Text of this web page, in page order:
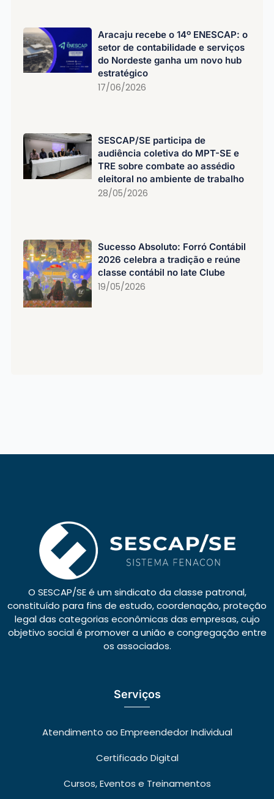
Aracaju recebe o 14º ENESCAP: o
setor de contabilidade e serviços
do Nordeste ganha um novo hub
estratégico
17/06/2026
SESCAP/SE participa de
audiência coletiva do MPT-SE e
TRE sobre combate ao assédio
eleitoral no ambiente de trabalho
28/05/2026
Sucesso Absoluto: Forró Contábil
2026 celebra a tradição e reúne
classe contábil no Iate Clube
19/05/2026
O SESCAP/SE é um sindicato da classe patronal,
constituído para fins de estudo, coordenação, proteção
legal das categorias econômicas das empresas, cujo
objetivo social é promover a união e congregação entre
os associados.
Serviços
Atendimento ao Empreendedor Individual
Certificado Digital
Cursos, Eventos e Treinamentos